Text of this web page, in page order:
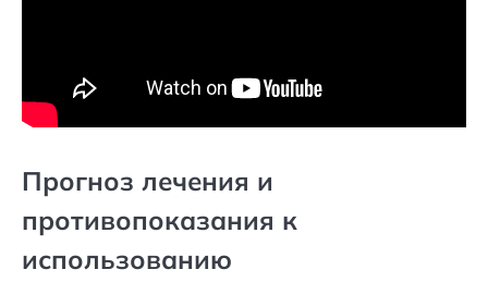
Прогноз лечения и
противопоказания к
использованию